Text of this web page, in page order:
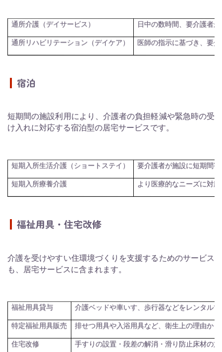
通所介護（デイサービス） 日中の数時間、要介護者
通所リハビリテーション（デイケア） 医師の指示に基づき、要
宿泊
短期間の施設利用により、介護者の負担軽減や緊急時の受
け入れに対応する宿泊型の居宅サービスです。
短期入所生活介護（ショートステイ） 要介護者が施設に短期間
短期入所療養介護 より医療的なニーズに対
福祉用具・住宅改修
介護を受けやすい住環境づくりを支援するためのサービス
も、居宅サービスに含まれます。
福祉用具貸与 介護ベッドや車いす、歩行器などをレンタル
特定福祉用具販売 排せつ用具や入浴用具など、衛生上の理由か
住宅改修 手すりの設置・段差の解消・滑り防止床材の